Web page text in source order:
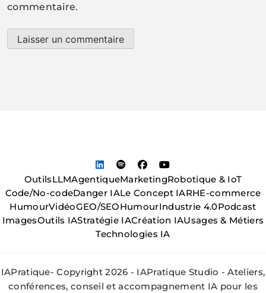
commentaire.
OutilsLLMAgentiqueMarketingRobotique & IoT
Code/No-codeDanger IALe Concept IARHE-commerce
HumourVidéoGEO/SEOHumourIndustrie 4.0Podcast
ImagesOutils IAStratégie IACréation IAUsages & Métiers
Technologies IA
IAPratique- Copyright 2026 - IAPratique Studio - Ateliers,
conférences, conseil et accompagnement IA pour les